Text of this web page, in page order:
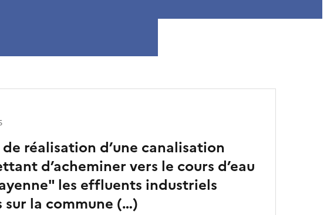
réalisation d’une canalisation
d’acheminer vers le cours d’eau
les effluents industriels
la commune (…)